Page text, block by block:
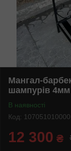
Мангал-
шампурів 4мм
В наявності
Код:
12 300 ₴